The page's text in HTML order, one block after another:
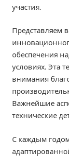
участия.
Представляем
обеспечения
условиях. Эта
внимания
Важнейшие
технические
С каждым годом